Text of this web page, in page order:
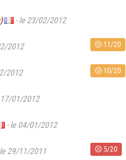
- le 23/02/2012
2012 11/20
2012 10/20
17/01/2012
- le 04/01/2012
29/11/2011 5/20